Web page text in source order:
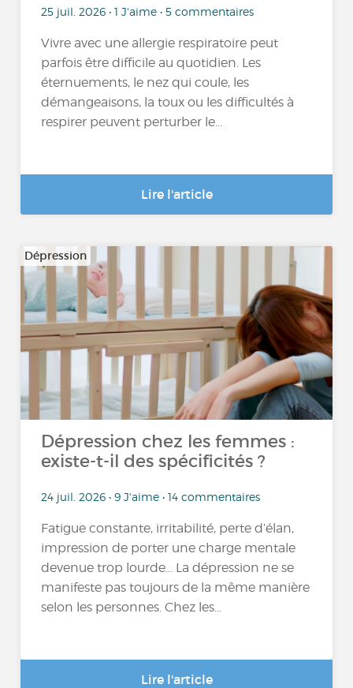
25 juil. 2026 • 1 J'aime • 5 commentaires
Vivre avec une allergie respiratoire peut
parfois être difficile au quotidien. Les
éternuements, le nez qui coule, les
démangeaisons, la toux ou les difficultés à
respirer peuvent perturber le...
Lire l'article
Dépression
Dépression chez les femmes :
existe-t-il des spécificités ?
24 juil. 2026 • 9 J'aime • 14 commentaires
Fatigue constante, irritabilité, perte d’élan,
impression de porter une charge mentale
devenue trop lourde… La dépression ne se
manifeste pas toujours de la même manière
selon les personnes. Chez les...
Lire l'article